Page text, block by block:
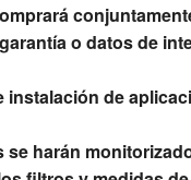
o datos de
de
harán